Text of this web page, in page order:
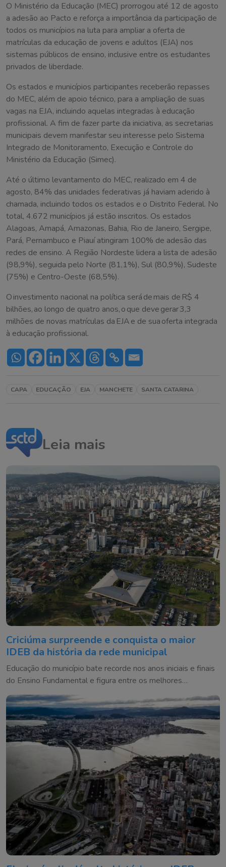
O Ministério da Educação (MEC) prorrogou até 12 de agosto
a adesão ao Pacto e reforça a importância da participação de
todos os municípios na luta para ampliar a oferta de
matrículas da educação de jovens e adultos (EJA) nos
sistemas públicos de ensino, inclusive entre os estudantes
privados de liberdade.
Os estados e municípios participantes receberão repasses
do MEC, além de apoio técnico, para a ampliação de suas
vagas na EJA, incluindo aquelas integradas à educação
profissional. A fim de fazer parte da iniciativa, as secretarias
municipais devem manifestar seu interesse pelo Sistema
Integrado de Monitoramento, Execução e Controle do
Ministério da Educação (Simec).
Até o último levantamento do MEC, realizado em 4 de
agosto, 84% das unidades federativas já haviam aderido à
chamada, incluindo todos os estados e o Distrito Federal. No
total, 4.672 municípios já estão inscritos. Os estados
Alagoas, Amapá, Amazonas, Bahia, Rio de Janeiro, Sergipe,
Pará, Pernambuco e Piauí atingiram 100% de adesão das
redes de ensino. A Região Nordeste lidera a lista de adesão
(98,9%), seguida pelo Norte (81,1%), Sul (80,9%), Sudeste
(75%) e Centro-Oeste (68,5%).
O investimento nacional na política será de mais de R$ 4
bilhões, ao longo de quatro anos, o que deve gerar 3,3
milhões de novas matrículas da EJA e de sua oferta integrada
à educação profissional.
CAPA EDUCAÇÃO EJA MANCHETE SANTA CATARINA
Leia mais
Criciúma surpreende e conquista o maior
IDEB da história da rede municipal
Educação do município bate recorde nos anos iniciais e finais
do Ensino Fundamental e figura entre os melhores
resultados de Santa Catarina